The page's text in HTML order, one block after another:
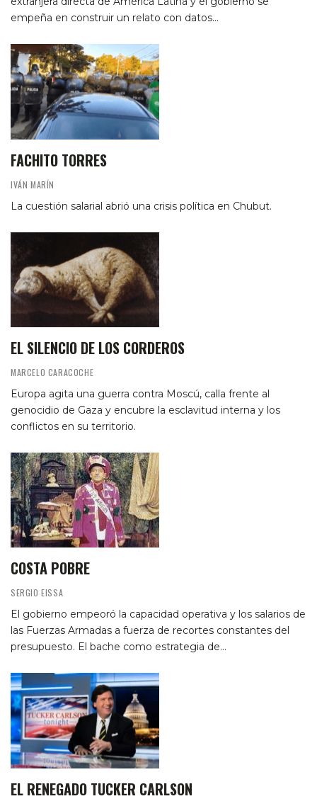
empeña en construir un relato con datos…
FACHITO TORRES
IVÁN MARÍN
La cuestión salarial abrió una crisis política en Chubut.
EL SILENCIO DE LOS CORDEROS
MARCELO CARACOCHE
Europa agita una guerra contra Moscú, calla frente al
genocidio de Gaza y encubre la esclavitud interna y los
conflictos en su territorio.
COSTA POBRE
SERGIO EISSA
El gobierno empeoró la capacidad operativa y los salarios de
las Fuerzas Armadas a fuerza de recortes constantes del
presupuesto. El bache como estrategia de…
EL RENEGADO TUCKER CARLSON